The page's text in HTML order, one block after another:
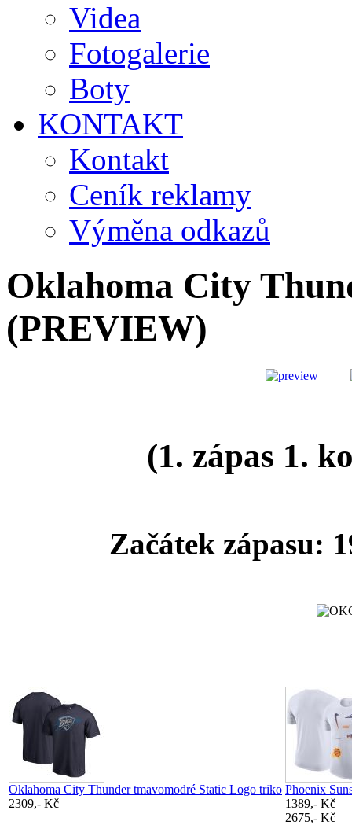
Videa
Fotogalerie
Boty
KONTAKT
Kontakt
Ceník reklamy
Výměna odkazů
Oklahoma City
(PREVIEW)
(1. zápas 1.
Začátek zápasu:
Oklahoma City Thunder tmavomodré Static Logo triko
2309,- Kč
Phoenix
1389,- Kč
2675,- Kč